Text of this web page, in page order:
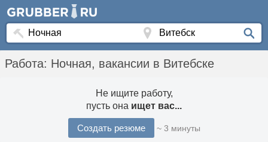
Работа: Ночная, вакансии в Витебске
Не ищите работу,
пусть она ищет вас...
Создать резюме ~ 3 минуты